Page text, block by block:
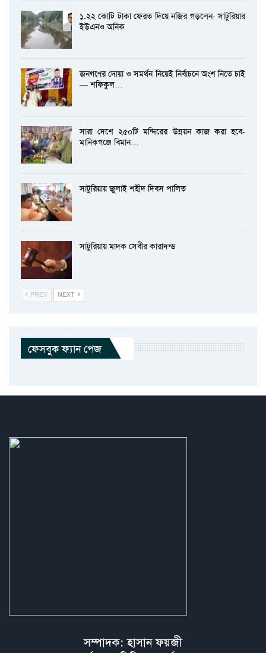
১.২২ কোটি টাকা ফেরত দিয়ে নজির গড়লেন- সাটুরিয়ার
ইউএনও অনিক
জনগণের দোয়া ও সমর্থন নিয়েই নির্বাচনে অংশ নিতে চাই
— শফিকুল…
সারা দেশে ২৫০টি মন্দিরের উন্নয়ন কাজ করা হবে-
মানিকগঞ্জে বিমান…
সাটুরিয়ায় জুলাই শহীদ দিবস পালিত
সাটুরিয়ায় মাদক সেবীর কারাদন্ড
PREV NEXT
ফেসবুক ফ্যান পেজ
সম্পাদক: হাসান ফয়জী